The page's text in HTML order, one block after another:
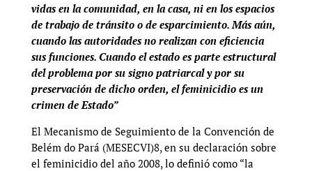
vidas en la comunidad, en la casa, ni en los espacios
de trabajo de tránsito o de esparcimiento. Más aún,
cuando las autoridades no realizan con eficiencia
sus funciones. Cuando el estado es parte estructural
del problema por su signo patriarcal y por su
preservación de dicho orden, el feminicidio es un
crimen de Estado”
El Mecanismo de Seguimiento de la Convención de
Belém do Pará (MESECVI)8, en su declaración sobre
el feminicidio del año 2008, lo definió como “la